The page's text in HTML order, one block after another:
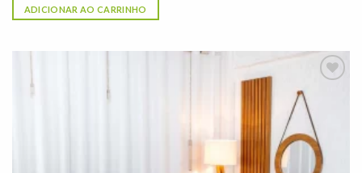
ADICIONAR AO CARRINHO
Adicionar
à lista de
desejos"